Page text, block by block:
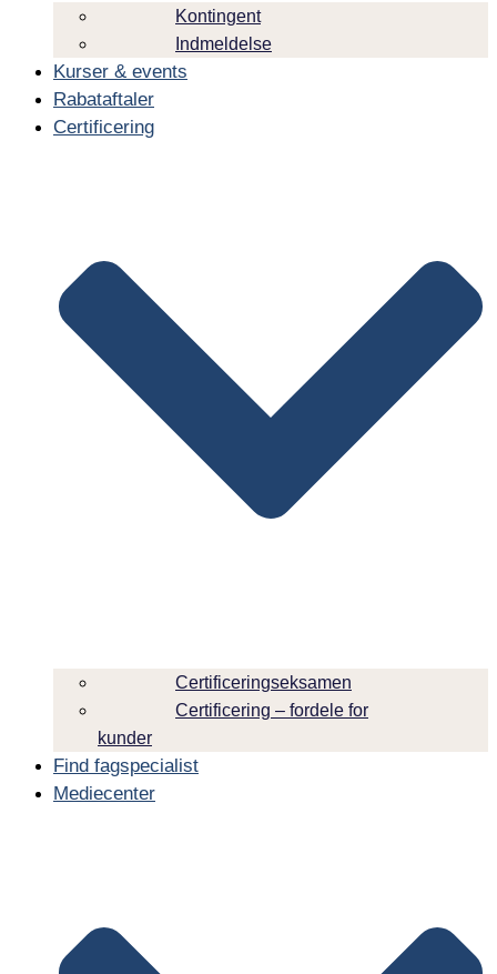
Kontingent
Indmeldelse
Kurser & events
Rabataftaler
Certificering
Certificeringseksamen
Certificering – fordele for
kunder
Find fagspecialist
Mediecenter